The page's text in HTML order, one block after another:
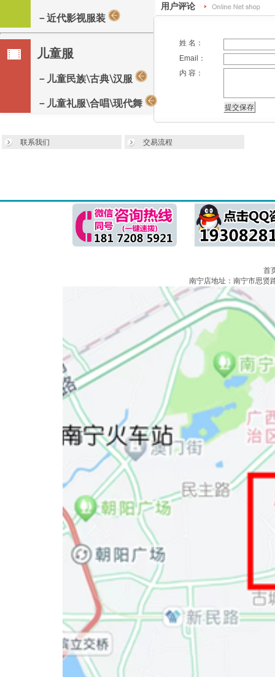
－近代影视服装
儿童服
－儿童民族\古典\汉服
－儿童礼服\合唱\现代舞
用户评论
姓 名：
Email：
内 容：
联系我们 交易流程
首
南宁店地址：南宁市思贤